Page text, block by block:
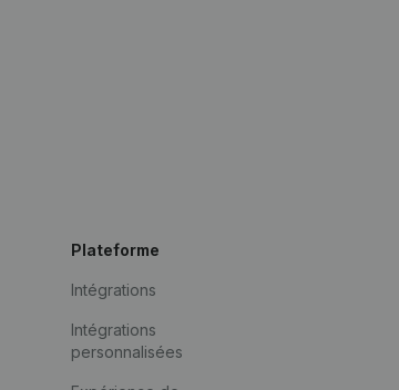
Plateforme
Intégrations
Intégrations
personnalisées